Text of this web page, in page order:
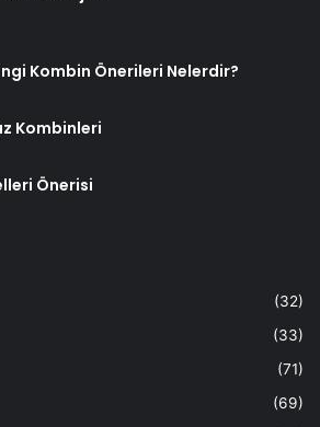
Kombin Önerileri Nelerdir?
Kombinleri
Önerisi
(32)
(33)
(71)
(69)